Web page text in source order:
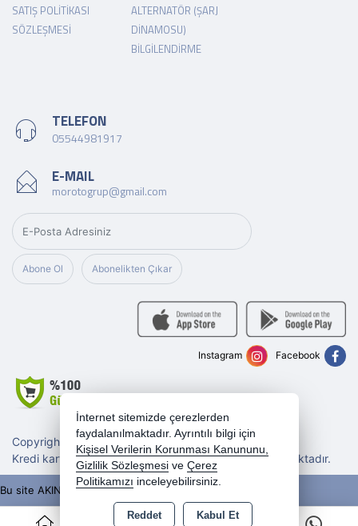
0
SATIŞ POLITIKASI
SÖZLEŞMESI
ALTERNATÖR (ŞARJ
DINAMOSU)
BILGILENDIRME
TELEFON
05544981917
E-MAIL
morotogrup@gmail.com
Abone Ol Abonelikten Çıkar
Copyright 2026 morotogrup.com - Tüm hakları saklıdır.
Kredi kartı bilgileriniz 256bit SSL sertifikası ile korunmaktadır.
Facebook
Instagram
Bu site AKINSOFT E-Ticaret ile hazırlanmıştır.
İnternet sitemizde çerezlerden
faydalanılmaktadır. Ayrıntılı bilgi için
Kişisel Verilerin Korunması Kanununu,
Gizlilik Sözleşmesi ve Çerez
Politikamızı inceleyebilirsiniz.
Reddet Kabul Et